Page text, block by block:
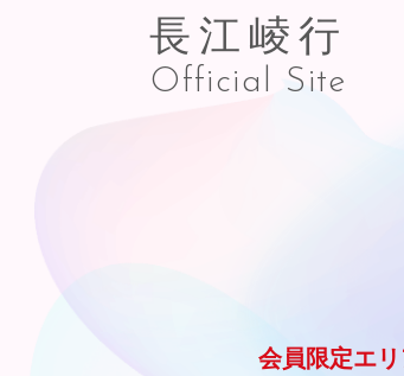
長江崚行
Official Site
会員限定エ